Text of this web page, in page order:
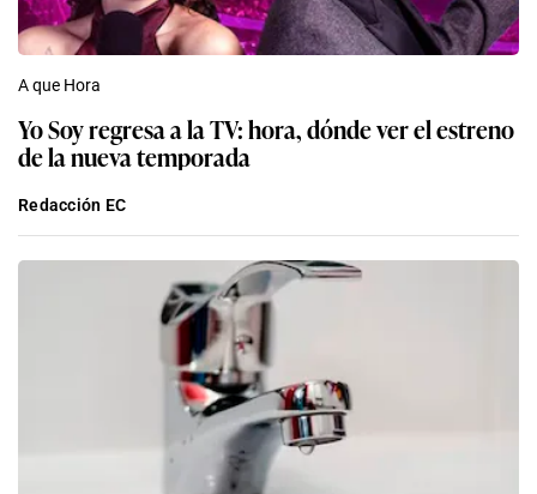
A que Hora
Yo Soy regresa a la TV: hora, dónde ver el estreno
de la nueva temporada
Redacción EC